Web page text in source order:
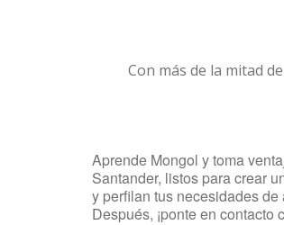
Con más de la mitad
Aprende Mongol y toma
Santander, listos para crear
y perfilan tus necesidades
Después, ¡ponte en